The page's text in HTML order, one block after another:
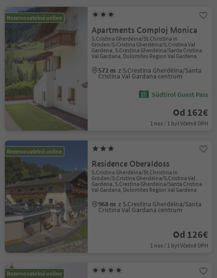
Rezervovatelné online
Apartments Comploj Monica
S.Cristina Gherdëina/St.Christina in
Gröden/S.Cristina Gherdëina/S.Cristina Val
Gardena, S.Crestina Gherdëina/Santa Cristina
Val Gardana, Dolomites Region Val Gardena
572 m z S.Crestina Gherdëina/Santa
Cristina Val Gardana centrum
Südtirol Guest Pass
Od 162€
1 noc / 1 byt Včetně DPH
Rezervovatelné online
Residence Oberaldoss
S.Cristina Gherdëina/St.Christina in
Gröden/S.Cristina Gherdëina/S.Cristina Val
Gardena, S.Crestina Gherdëina/Santa Cristina
Val Gardana, Dolomites Region Val Gardena
968 m z S.Crestina Gherdëina/Santa
Cristina Val Gardana centrum
Od 126€
1 noc / 1 byt Včetně DPH
Rezervovatelné online